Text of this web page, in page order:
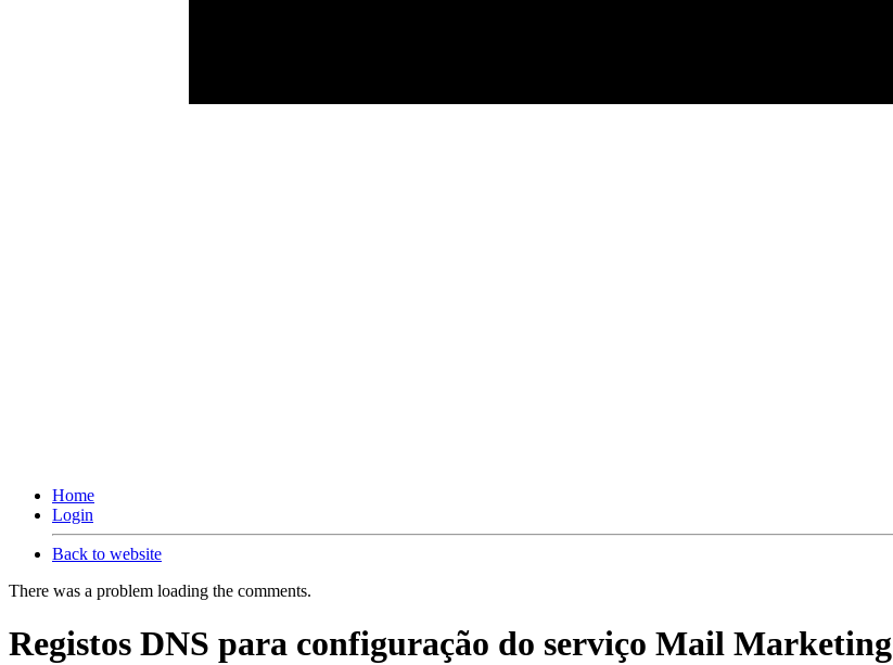
Home
Login
Back to website
There was a problem loading the comments.
Registos DNS para configuração do serviço Mail Marketing